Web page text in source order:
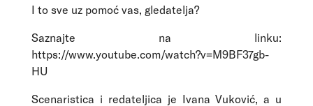
I to sve uz pomoć vas, gledatelja?
Saznajte na linku:
https://www.youtube.com/watch?v=M9BF37gb-
HU
Scenaristica i redateljica je Ivana Vuković, a u